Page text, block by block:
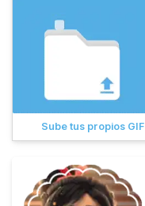
Sube tus propios GIF